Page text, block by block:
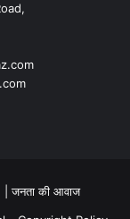
|जनता की आवाज